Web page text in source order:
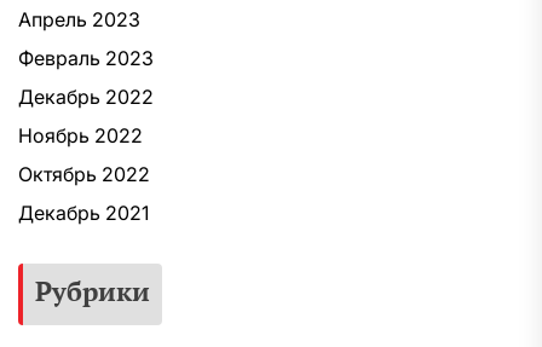
Апрель 2023
Февраль 2023
Декабрь 2022
Ноябрь 2022
Октябрь 2022
Декабрь 2021
Рубрики